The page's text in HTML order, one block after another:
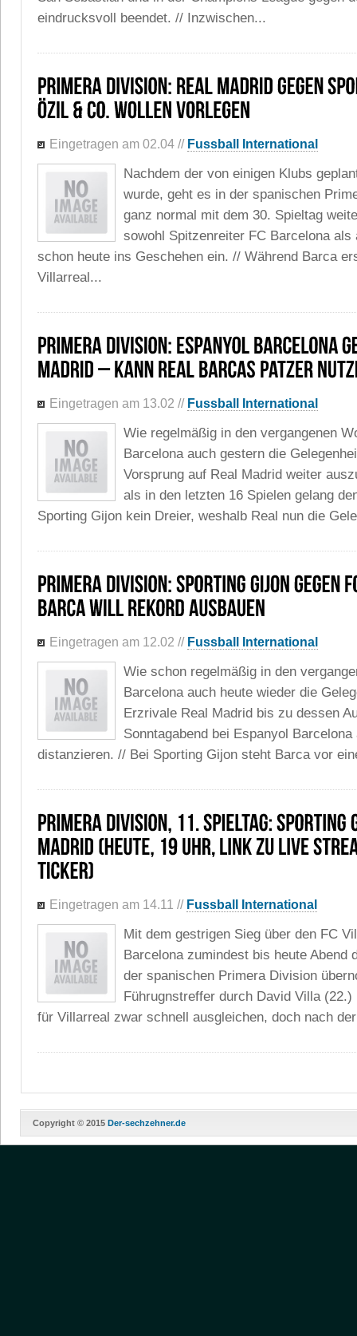
eindrucksvoll beendet. // Inzwischen...
Eingetragen am 02.04 // Fussball International
Nachdem der von einigen Klubs
wurde, geht es in der spanischen
ganz normal mit dem 30. Spieltag
sowohl Spitzenreiter FC Barcelona als
schon heute ins Geschehen ein. // Während Barca
Villarreal...
Eingetragen am 13.02 // Fussball International
Wie regelmäßig in den vergangenen
Barcelona auch gestern die
Vorsprung auf Real Madrid weiter
als in den letzten 16 Spielen gelang
Sporting Gijon kein Dreier, weshalb Real nun die
Eingetragen am 12.02 // Fussball International
Wie schon regelmäßig in den
Barcelona auch heute wieder die
Erzrivale Real Madrid bis zu dessen
Sonntagabend bei Espanyol
distanzieren. // Bei Sporting Gijon steht Barca vor
Eingetragen am 14.11 // Fussball International
Mit dem gestrigen Sieg über den FC
Barcelona zumindest bis heute Abend
der spanischen Primera Division
Führugnstreffer durch David Villa
für Villarreal zwar schnell ausgleichen, doch nach
Copyright © 2015 Der-sechzehner.de